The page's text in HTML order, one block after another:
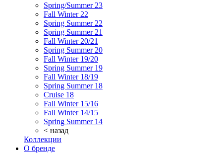
Spring/Summer 23
Fall Winter 22
Spring Summer 22
Spring Summer 21
Fall Winter 20/21
Spring Summer 20
Fall Winter 19/20
Spring Summer 19
Fall Winter 18/19
Spring Summer 18
Cruise 18
Fall Winter 15/16
Fall Winter 14/15
Spring Summer 14
< назад
Коллекции
О бренде